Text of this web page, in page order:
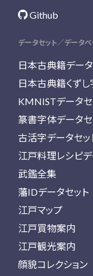
Github
データセット／データベ
日本古典籍データ
日本古典籍くずし
KMNISTデータセ
篆書字体データセ
古活字データセッ
江戸料理レシピデ
武鑑全集
藩IDデータセット
江戸マップ
江戸買物案内
江戸観光案内
顔貌コレクション